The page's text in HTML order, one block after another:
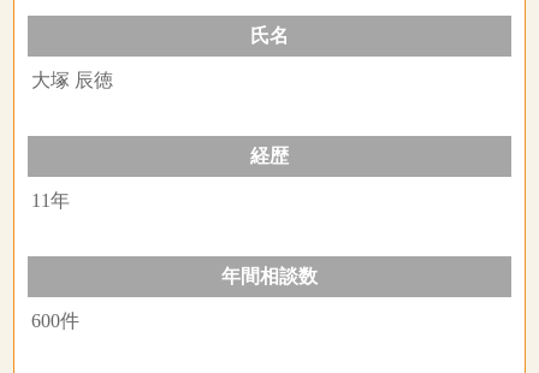
氏名
大塚 辰徳
経歴
11年
年間相談数
600件